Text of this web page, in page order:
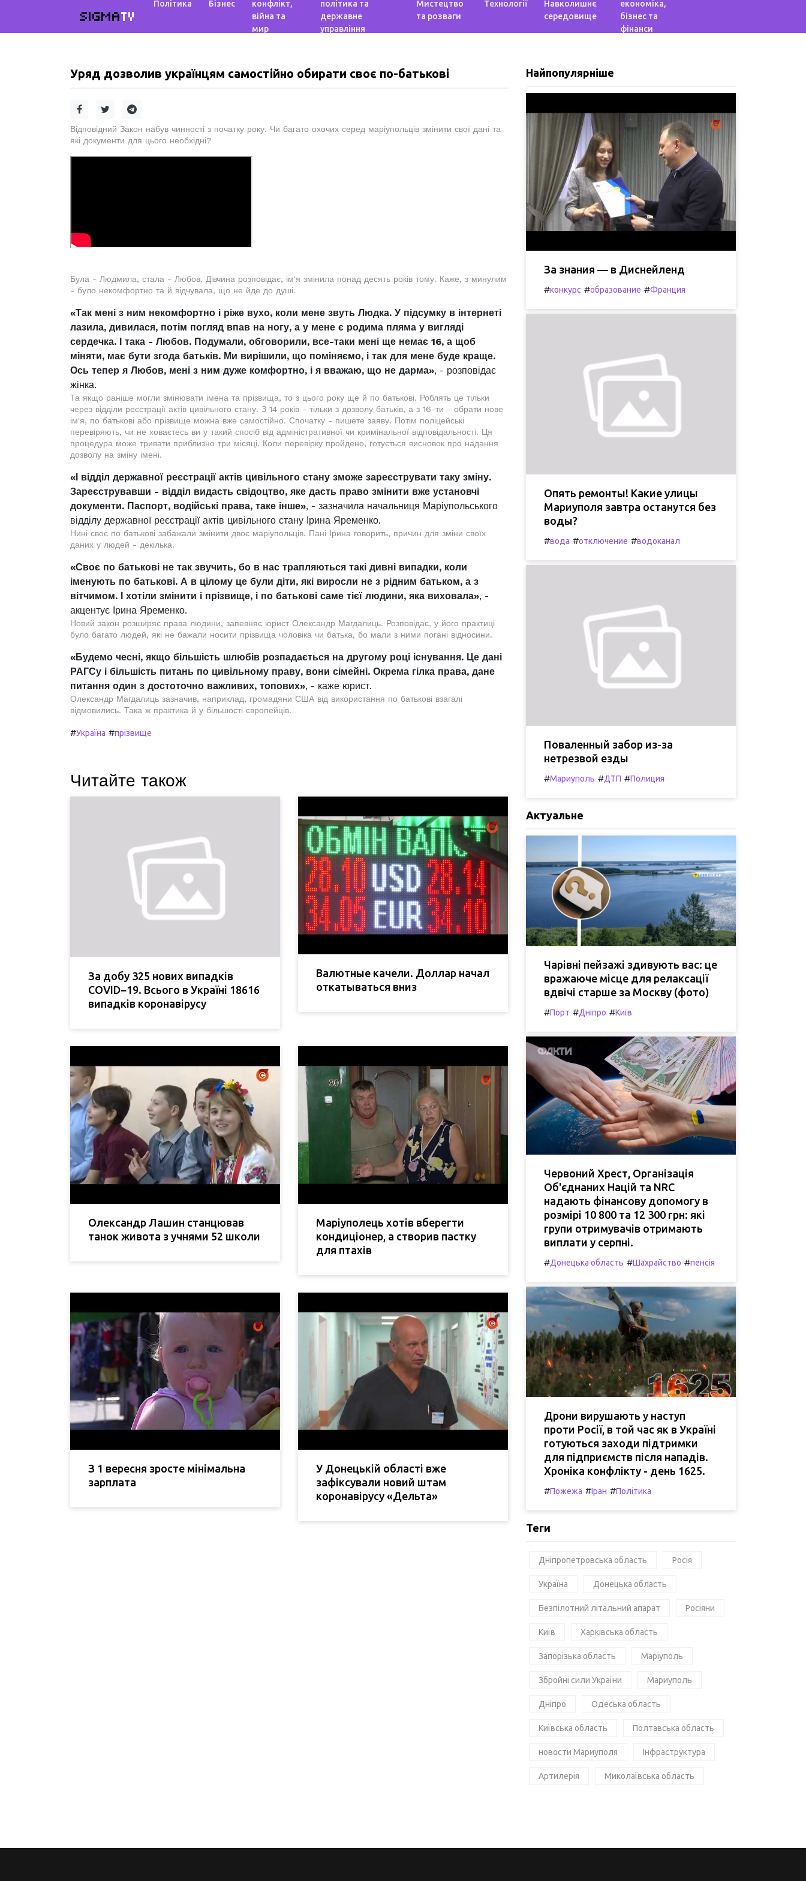
SIGMATV
Політика Бізнес
конфлікт,
війна та
мир
політика та
державне
управління
Мистецтво
та розваги
Технології
Навколишнє
середовище
економіка,
бізнес та
фінанси
Уряд дозволив українцям самостійно обирати своє по-батькові
Відповідний Закон набув чинності з початку року. Чи багато охочих серед маріупольців змінити свої дані та
які документи для цього необхідні?
Була - Людмила, стала - Любов. Дівчина розповідає, ім'я змінила понад десять років тому. Каже, з минулим
- було некомфортно та й відчувала, що не йде до душі.
«Так мені з ним некомфортно і ріже вухо, коли мене звуть Людка. У підсумку в інтернеті
лазила, дивилася, потім погляд впав на ногу, а у мене є родима пляма у вигляді
сердечка. І така - Любов. Подумали, обговорили, все-таки мені ще немає 16, а щоб
міняти, має бути згода батьків. Ми вирішили, що поміняємо, і так для мене буде краще.
Ось тепер я Любов, мені з ним дуже комфортно, і я вважаю, що не дарма», - розповідає
жінка.
Та якщо раніше могли змінювати імена та прізвища, то з цього року ще й по батькові. Роблять це тільки
через відділи реєстрації актів цивільного стану. З 14 років - тільки з дозволу батьків, а з 16-ти - обрати нове
ім'я, по батькові або прізвище можна вже самостійно. Спочатку - пишете заяву. Потім поліцейські
перевіряють, чи не ховаєтесь ви у такий спосіб від адміністративної чи кримінальної відповідальності. Ця
процедура може тривати приблизно три місяці. Коли перевірку пройдено, готується висновок про надання
дозволу на зміну імені.
«І відділ державної реєстрації актів цивільного стану зможе зареєструвати таку зміну.
Зареєструвавши - відділ видасть свідоцтво, яке дасть право змінити вже установчі
документи. Паспорт, водійські права, таке інше», - зазначила начальниця Маріупольського
відділу державної реєстрації актів цивільного стану Ірина Яременко.
Нині своє по батькові забажали змінити двоє маріупольців. Пані Ірина говорить, причин для зміни своїх
даних у людей - декілька.
«Своє по батькові не так звучить, бо в нас трапляються такі дивні випадки, коли
іменують по батькові. А в цілому це були діти, які виросли не з рідним батьком, а з
вітчимом. І хотіли змінити і прізвище, і по батькові саме тієї людини, яка виховала», -
акцентує Ірина Яременко.
Новий закон розширяє права людини, запевняє юрист Олександр Магдалиць. Розповідає, у його практиці
було багато людей, які не бажали носити прізвища чоловіка чи батька, бо мали з ними погані відносини.
«Будемо чесні, якщо більшість шлюбів розпадається на другому році існування. Це дані
РАГСу і більшість питань по цивільному праву, вони сімейні. Окрема гілка права, дане
питання один з достоточно важливих, топових», - каже юрист.
Олександр Магдалиць зазначив, наприклад, громадяни США від використання по батькові взагалі
відмовились. Така ж практика й у більшості європейців.
#Україна #прізвище
Читайте також
За добу 325 нових випадків
COVID−19. Всього в Україні 18616
випадків коронавірусу
Валютные качели. Доллар начал
откатываться вниз
Олександр Лашин станцював
танок живота з учнями 52 школи
Маріуполець хотів вберегти
кондиціонер, а створив пастку
для птахів
З 1 вересня зросте мінімальна
зарплата
У Донецькій області вже
зафіксували новий штам
коронавірусу «Дельта»
Найпопулярніше
За знания — в Диснейленд
#конкурс #образование #Франция
Опять ремонты! Какие улицы
Мариуполя завтра останутся без
воды?
#вода #отключение #водоканал
Поваленный забор из-за
нетрезвой езды
#Мариуполь #ДТП #Полиция
Актуальне
Чарівні пейзажі здивують вас: це
вражаюче місце для релаксації
вдвічі старше за Москву (фото)
#Порт #Дніпро #Київ
Червоний Хрест, Організація
Об'єднаних Націй та NRC
надають фінансову допомогу в
розмірі 10 800 та 12 300 грн: які
групи отримувачів отримають
виплати у серпні.
#Донецька область #Шахрайство #пенсія
Дрони вирушають у наступ
проти Росії, в той час як в Україні
готуються заходи підтримки
для підприємств після нападів.
Хроніка конфлікту - день 1625.
#Пожежа #Іран #Політика
Теги
Дніпропетровська область Росія
Україна Донецька область
Безпілотний літальний апарат Росіяни
Київ Харківська область
Запорізька область Маріуполь
Збройні сили України Мариуполь
Дніпро Одеська область
Київська область Полтавська область
новости Мариуполя Інфраструктура
Артилерія Миколаївська область